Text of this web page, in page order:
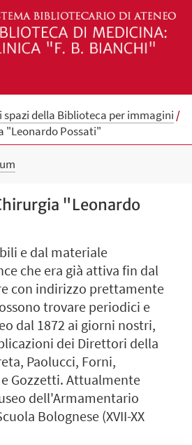
spazi della Biblioteca per immagini /
"Leonardo Possati"
"Leonardo
e dal materiale
che era già attiva fin dal
con indirizzo prettamente
trovare periodici e
dal 1872 ai giorni nostri,
dei Direttori della
Paolucci, Forni,
Gozzetti. Attualmente
dell'Armamentario
Bolognese (XVII-XX